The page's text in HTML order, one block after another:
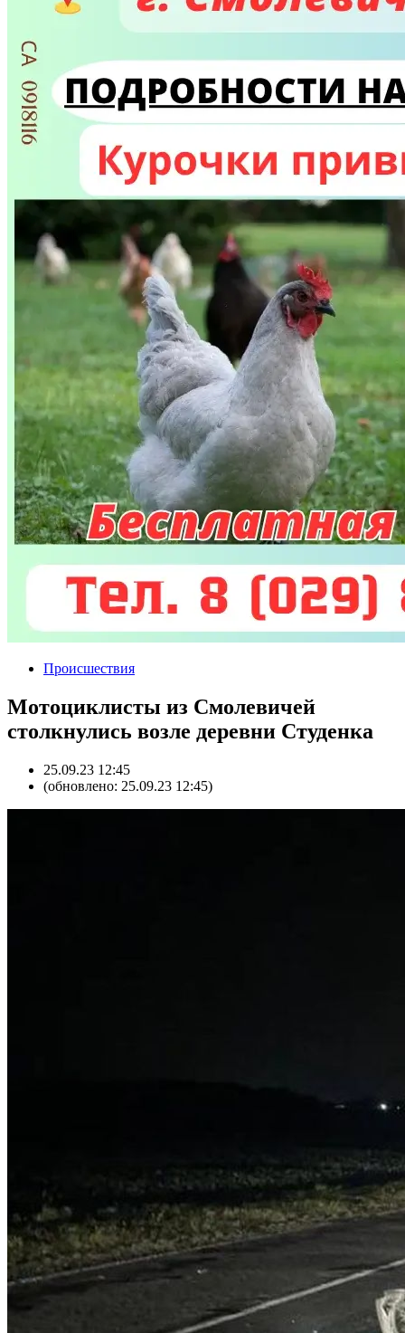
Происшествия
Мотоциклисты из Смолевичей
столкнулись возле деревни Студенка
25.09.23 12:45
(обновлено: 25.09.23 12:45)